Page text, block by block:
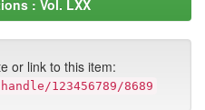
: Vol. LXX
or link to this item:
123456789/8689